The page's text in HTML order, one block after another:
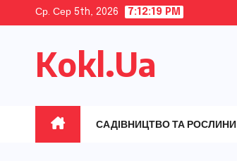
content
Ср. Сер 5th, 2026 7:12:20 PM
Kokl.Ua
САДІВНИЦТВО ТА РОСЛИНИ